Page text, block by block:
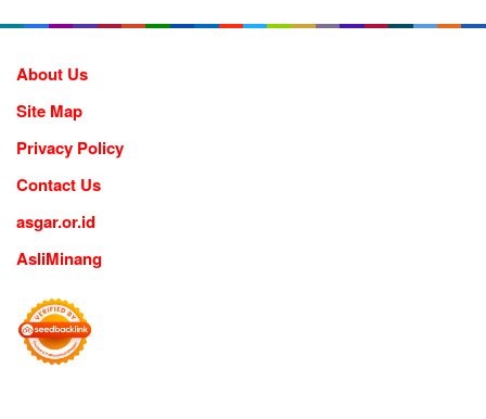
About Us
Site Map
Privacy Policy
Contact Us
asgar.or.id
AsliMinang